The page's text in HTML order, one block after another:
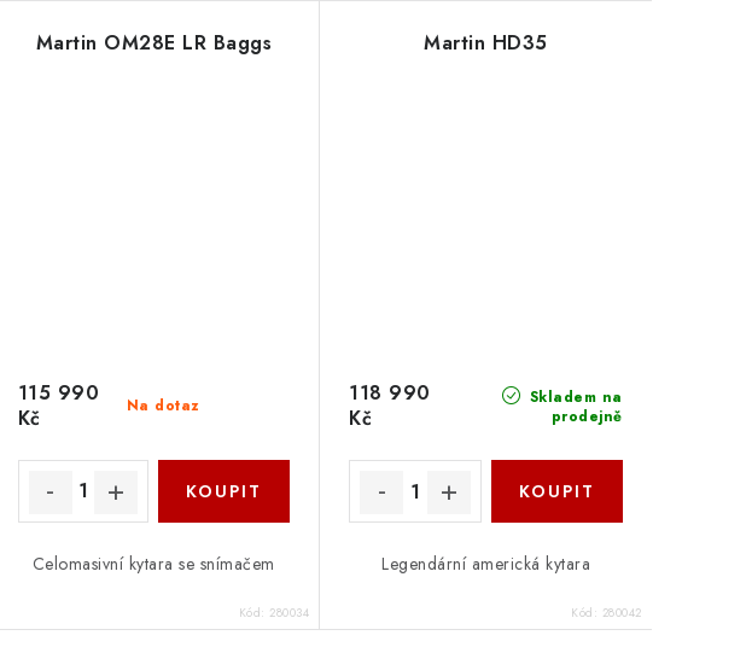
Martin OM28E LR Baggs
Na dotaz
115 990
Kč
Celomasivní kytara se snímačem
Kód: 280034
Martin HD35
Skladem na
prodejně
118 990
Kč
Legendární americká kytara
Kód: 280042